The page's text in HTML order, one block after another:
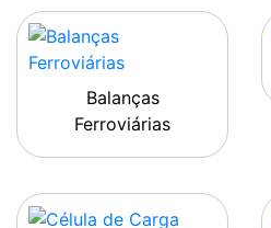
Balanças
Ferroviárias